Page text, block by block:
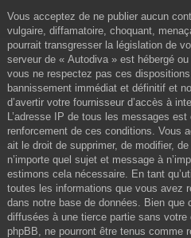
Vous acceptez de ne publier aucun
vulgaire, diffamatoire, choquant,
pourrait transgresser la législation de
serveur de « Autodiva » est hébergé
vous ne respectez pas ces
bannissement immédiat et définitif et
d’avertir votre fournisseur d’accès à
L’adresse IP de tous les messages est
renforcement de ces conditions. Vous
ait le droit de supprimer, de modifier,
n’importe quel sujet et message à
estimons cela nécessaire. En tant
toutes les informations que vous avez
dans notre base de données. Bien que
diffusées à une tierce partie sans
phpBB, ne pourront être tenus comme